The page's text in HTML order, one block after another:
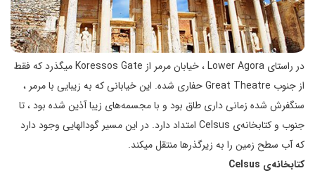
در راستای Lower Agora ، خیابان مرمر از Koressos Gate میگذرد که فقط
از جنوب Great Theatre حفاری شده. این خیابانی که به زیبایی با مرمر ،
سنگفرش شده زمانی داری طاق بود و با مجسمه‌های زیبا آذین شده بود ، تا
جنوب و کتابخانه‌ی Celsus امتداد دارد. در این مسیر گودالهایی وجود دارد
که آب سطح زمین را به زیرگذرها منتقل میکند.
کتابخانه‌ی Celsus